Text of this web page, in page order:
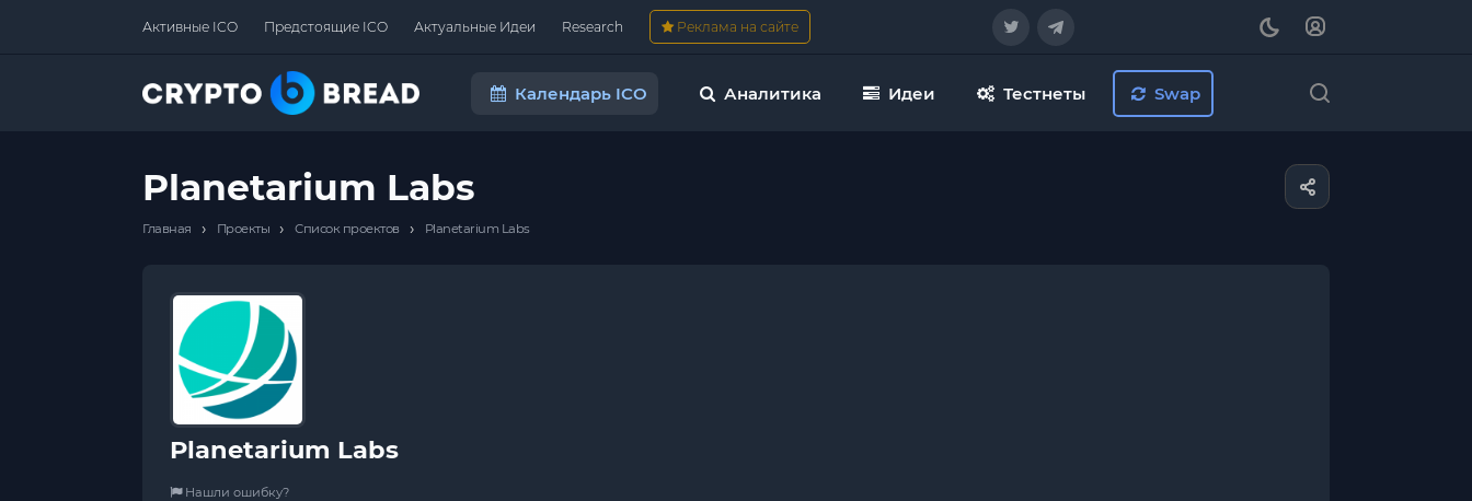
Активные ICO Предстоящие ICO Актуальные Идеи Research Реклама на сайте
Календарь ICO Аналитика Идеи Тестнеты Swap
Planetarium Labs
Главная › Проекты › Список проектов › Planetarium Labs
Planetarium Labs
Нашли ошибку?